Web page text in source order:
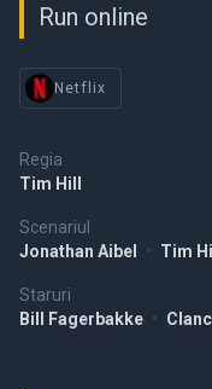
Regia
Tim Hill
Scenariul
Jonathan Aibel
• Tim Hill
Staruri
Bill Fagerbakke •
Run online
Netflix